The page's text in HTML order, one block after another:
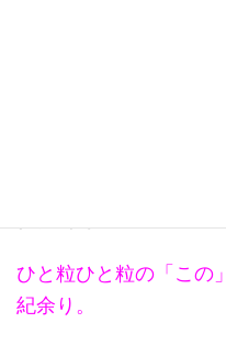
ひと粒ひと粒の「この
紀余り。